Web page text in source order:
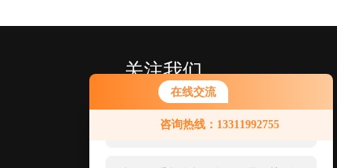
在线交流
咨询热线：13311992755
您好！欢迎前来咨询，很高兴为您
服务，请问您要咨询什么问题呢？
关注我们